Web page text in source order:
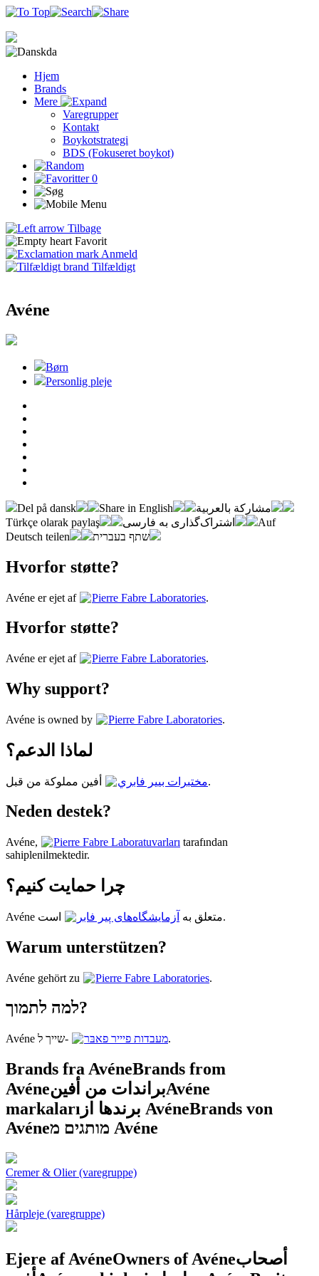
da
Hjem
Brands
Mere
Varegrupper
Kontakt
Boykotstrategi
BDS (Fokuseret boykot)
0
Tilbage
Favorit
Anmeld
Tilfældigt
Avéne
Børn
Personlig pleje
Del på dansk Share in English
مشاركة بالعربية
Türkçe olarak paylaş
اشتراک‌گذاری به فارسی
Auf
Deutsch teilen
שתף בעברית
Hvorfor støtte?
Avéne er ejet af Pierre Fabre Laboratories.
Hvorfor støtte?
Avéne er ejet af Pierre Fabre Laboratories.
Why support?
Avéne is owned by Pierre Fabre Laboratories.
لماذا الدعم؟
مختبرات بيير فابري.
Neden destek?
Avéne, Pierre Fabre Laboratuvarları tarafından
sahiplenilmektedir.
چرا حمایت کنیم؟
Avéne متعلق به آزمایشگاه‌های پیر فابر است.
Warum unterstützen?
Avéne gehört zu Pierre Fabre Laboratories.
למה לתמוך?
Avéne שייך ל- מעבדות פיייר פאבּר.
Brands fra AvéneBrands from
Avéneبراندات من أفينAvéne
markaları
برندها از AvéneBrands von
Avéne
מותגים מ Avéne
Cremer & Olier (varegruppe)
Hårpleje (varegruppe)
Ejere af AvéneOwners of Avéneأصحاب